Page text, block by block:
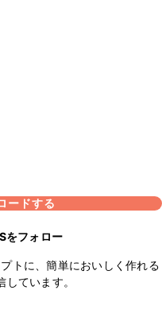
ードする
をフォロー
トに、簡単においしく作れる
ています。